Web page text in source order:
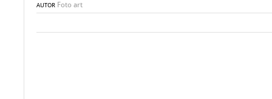
AUTOR Foto art